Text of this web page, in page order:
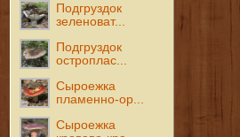
Подгруздок
зеленоват...
Подгруздок
остроплас...
Сыроежка
пламенно-ор...
Сыроежка